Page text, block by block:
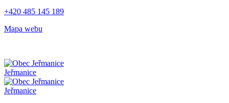
+420 485 145 189
Mapa webu
Jeřmanice
Jeřmanice